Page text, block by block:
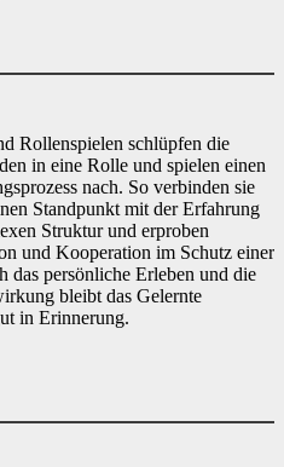
Rollenspielen schlüpfen die
in eine Rolle und spielen einen
nach. So verbinden sie
Standpunkt mit der Erfahrung
Struktur und erproben
und Kooperation im Schutz einer
das persönliche Erleben und die
bleibt das Gelernte
in Erinnerung.